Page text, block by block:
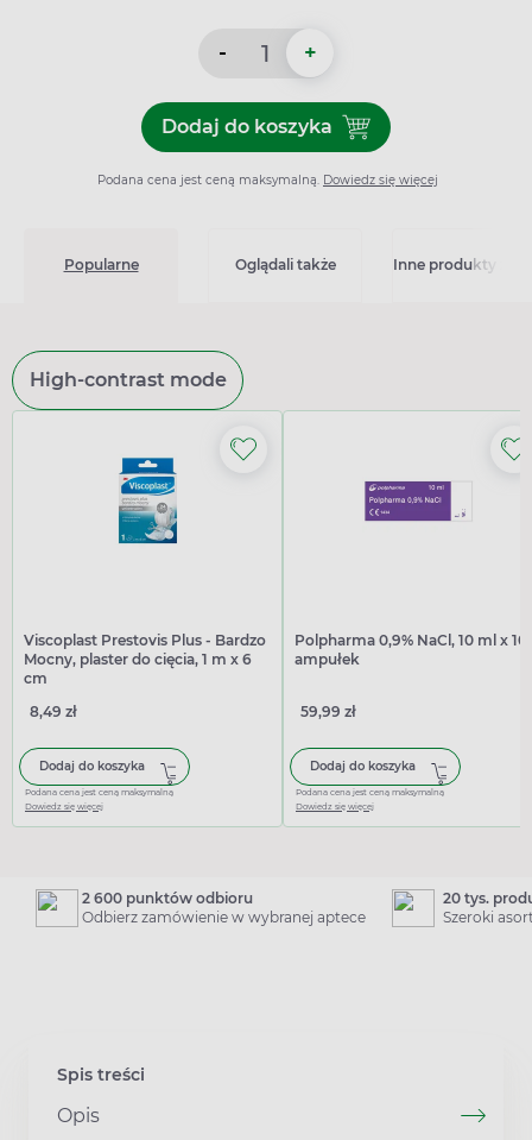
- +
Dodaj do koszykaDodaj do koszyka
Podana cena jest ceną maksymalną. Dowiedz się więcej
Popularne Oglądali także Inne produkty z
High-contrast mode
Viscoplast Prestovis Plus - Bardzo
Mocny, plaster do cięcia, 1 m x 6
cm
8,49 zł
Dodaj do koszyka
Podana cena jest ceną maksymalną
Dowiedz się więcej
Polpharma 0,9% NaCl, 10 ml x
ampułek
59,99 zł
Dodaj do koszyka
Podana cena jest ceną maksymalną
Dowiedz się więcej
2 600 punktów odbioru
Odbierz zamówienie w wybranej aptece
20 tys.
Szeroki
Spis treści
Opis